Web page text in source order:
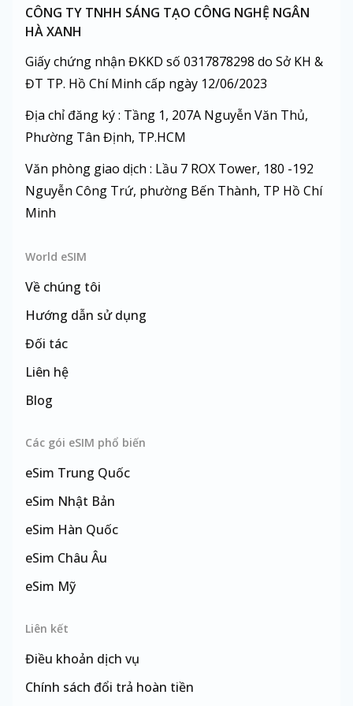
CÔNG TY TNHH SÁNG TẠO CÔNG NGHỆ NGÂN
HÀ XANH
Giấy chứng nhận ĐKKD số 0317878298 do Sở KH &
ĐT TP. Hồ Chí Minh cấp ngày 12/06/2023
Địa chỉ đăng ký : Tầng 1, 207A Nguyễn Văn Thủ,
Phường Tân Định, TP.HCM
Văn phòng giao dịch : Lầu 7 ROX Tower, 180 -192
Nguyễn Công Trứ, phường Bến Thành, TP Hồ Chí
Minh
World eSIM
Về chúng tôi
Hướng dẫn sử dụng
Đối tác
Liên hệ
Blog
Các gói eSIM phổ biến
eSim Trung Quốc
eSim Nhật Bản
eSim Hàn Quốc
eSim Châu Âu
eSim Mỹ
Liên kết
Điều khoản dịch vụ
Chính sách đổi trả hoàn tiền